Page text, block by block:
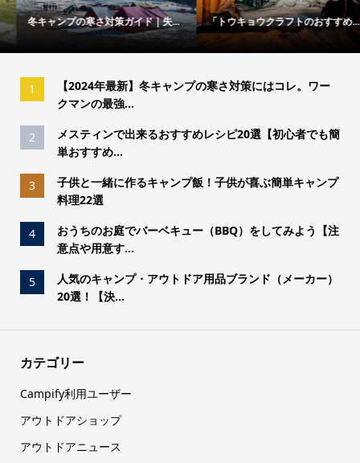
冬キャンプの寒さ対策ガイド｜失... 「トウキョウクラフトのおすすめ...
1
【2024年最新】冬キャンプの寒さ対策にはコレ。ワー
クマンの最強...
2
メスティンで出来るおすすめレシピ20選【初心者でも簡
単おすすめ...
3
子供と一緒に作るキャンプ飯！子供が喜ぶ簡単キャンプ
料理22選
4
おうちのお庭でバーベキュー（BBQ）をしてみよう【注
意点や用意す...
5
人気のキャンプ・アウトドア用品ブランド（メーカー）
20選！【決...
カテゴリー
Campify利用ユーザー
アウトドアショップ
アウトドアニュース